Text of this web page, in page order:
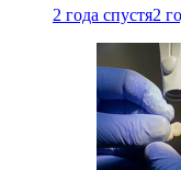
2 года спустя2